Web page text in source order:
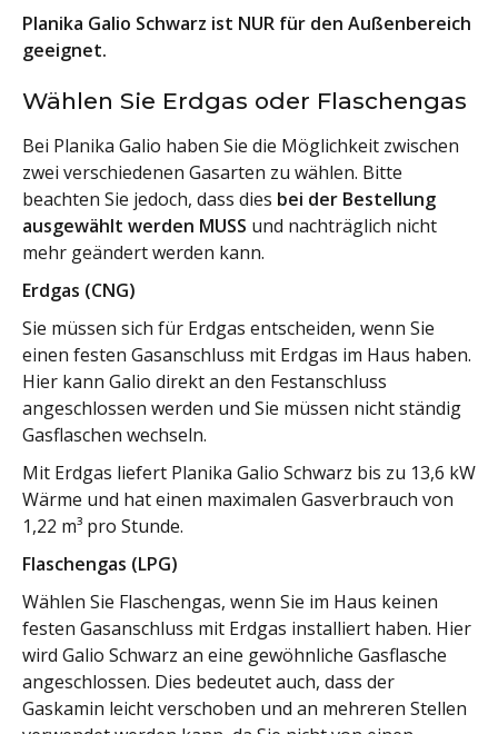
Planika Galio Schwarz ist NUR für den Außenbereich
geeignet.
Wählen Sie Erdgas oder Flaschengas
Bei Planika Galio haben Sie die Möglichkeit zwischen
zwei verschiedenen Gasarten zu wählen. Bitte
beachten Sie jedoch, dass dies bei der Bestellung
ausgewählt werden MUSS und nachträglich nicht
mehr geändert werden kann.
Erdgas (CNG)
Sie müssen sich für Erdgas entscheiden, wenn Sie
einen festen Gasanschluss mit Erdgas im Haus haben.
Hier kann Galio direkt an den Festanschluss
angeschlossen werden und Sie müssen nicht ständig
Gasflaschen wechseln.
Mit Erdgas liefert Planika Galio Schwarz bis zu 13,6 kW
Wärme und hat einen maximalen Gasverbrauch von
1,22 m³ pro Stunde.
Flaschengas (LPG)
Wählen Sie Flaschengas, wenn Sie im Haus keinen
festen Gasanschluss mit Erdgas installiert haben. Hier
wird Galio Schwarz an eine gewöhnliche Gasflasche
angeschlossen. Dies bedeutet auch, dass der
Gaskamin leicht verschoben und an mehreren Stellen